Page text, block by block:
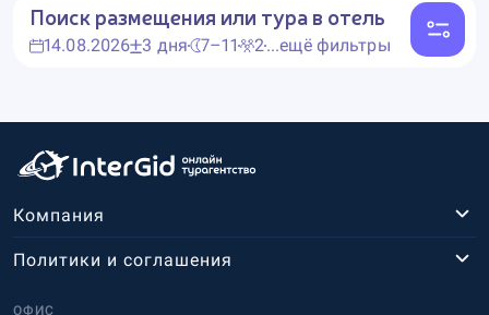
Поиск размещения или тура в отель
14.08.2026 3 дня 7–11 2...ещё фильтры
Компания
ОФИС
Политики и соглашения